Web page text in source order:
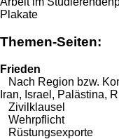
Plakate
Themen-Seiten:
Frieden
Nach Region bzw.
Iran, Israel , Palästina,
Zivilklausel
Wehrpflicht
Rüstungsexporte